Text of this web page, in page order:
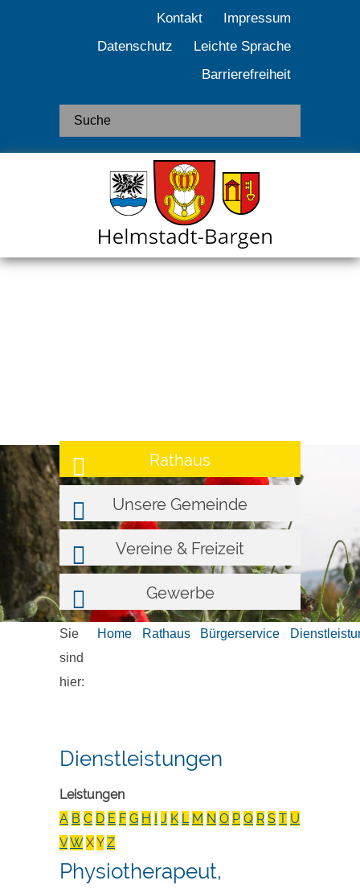
Kontakt
Impressum
Datenschutz
Leichte Sprache
Barrierefreiheit
Rathaus
Unsere Gemeinde
Vereine & Freizeit
Gewerbe
Sie
sind
hier:
Home Rathaus Bürgerservice
Dienstleistungen
Leistungen
A B C D E F G H I J K L M N O P Q R S T U
VW XY Z
Physiotherapeut,